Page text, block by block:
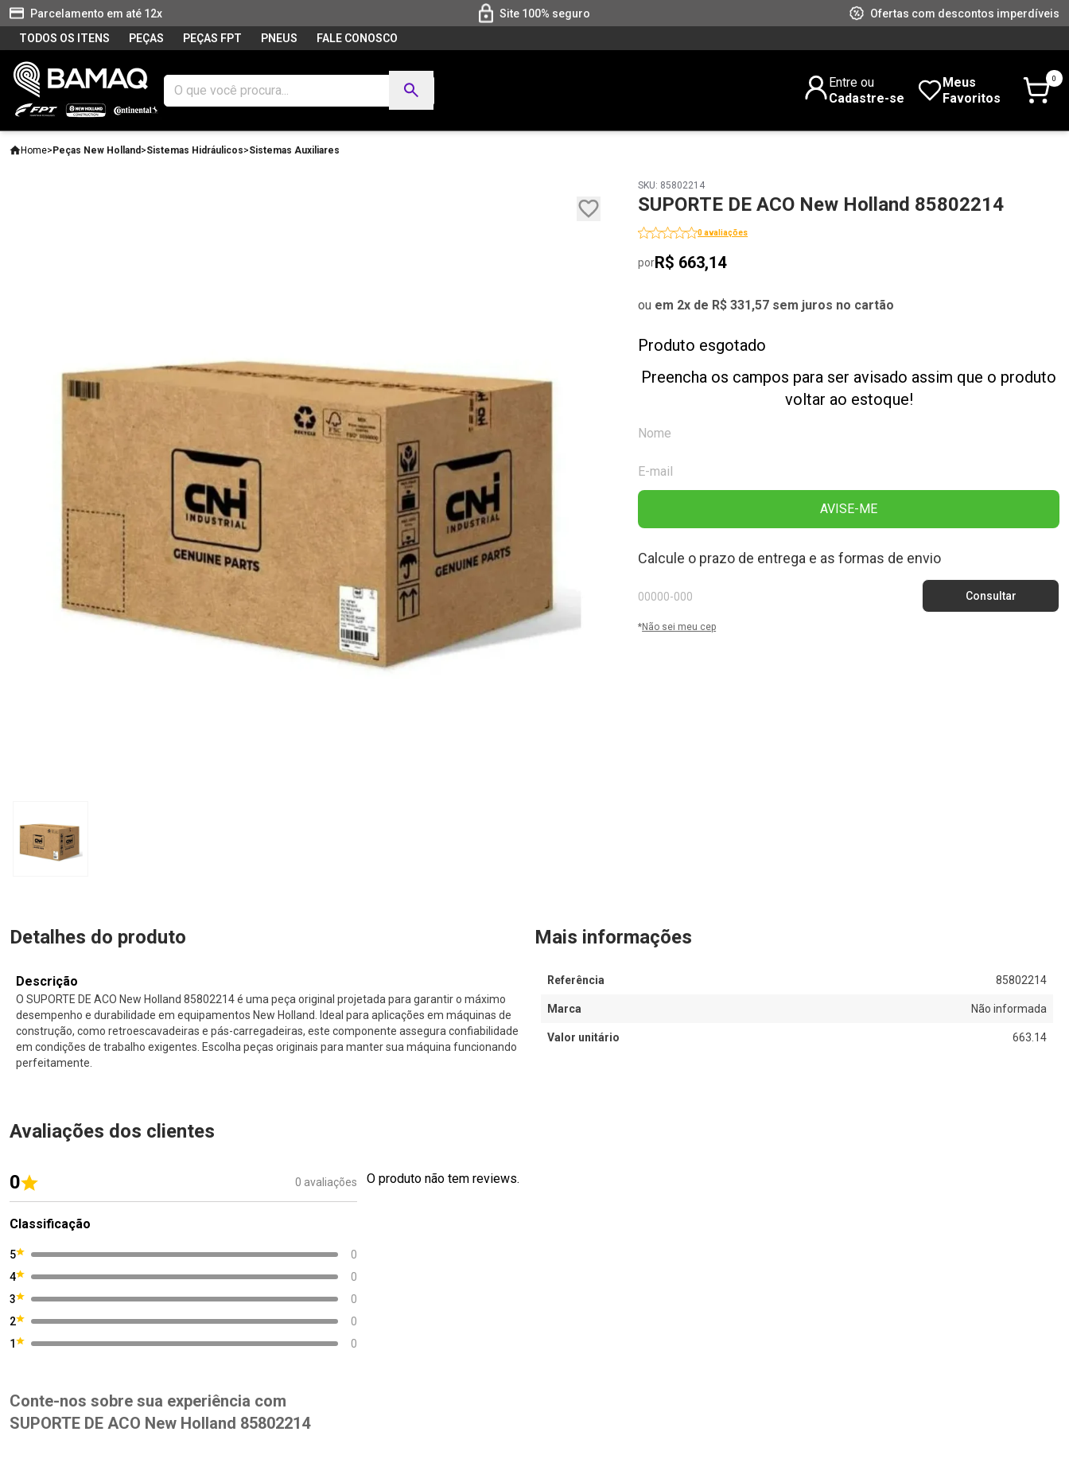
Parcelamento em até 12x Site 100% seguro
Ofertas com descontos imperdíveis
TODOS OS ITENS
PEÇAS PEÇAS FPT PNEUS FALE CONOSCO
Entre ou
Cadastre-se
Meus
Favoritos
0
Home> Peças New Holland >Sistemas Hidráulicos>Sistemas Auxiliares
SKU: 85802214
SUPORTE DE ACO New Holland 85802214
0 avaliações
porR$ 663,14
ou em 2x de R$ 331,57 sem juros no cartão
Produto esgotado
Preencha os campos para ser avisado assim que o produto
voltar ao estoque!
AVISE-ME
Calcule o prazo de entrega e as formas de envio
*Não sei meu cep
Detalhes do produto
Descrição
O SUPORTE DE ACO New Holland 85802214 é uma peça original projetada para garantir o máximo
desempenho e durabilidade em equipamentos New Holland. Ideal para aplicações em máquinas de
construção, como retroescavadeiras e pás-carregadeiras, este componente assegura confiabilidade
em condições de trabalho exigentes. Escolha peças originais para manter sua máquina funcionando
perfeitamente.
Mais informações
Referência 85802214
Marca Não informada
Valor unitário 663.14
Avaliações dos clientes
0 0 avaliações
Classificação
5
0
4
0
3
0
2
0
1
0
Conte-nos sobre sua experiência com
SUPORTE DE ACO New Holland 85802214
O produto não tem reviews.